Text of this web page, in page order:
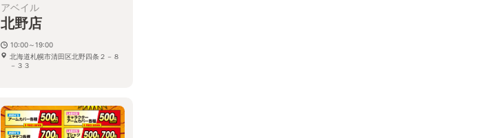
アベイル
北野店
10:00～19:00
北海道札幌市清田区北野四条２－８
－３３